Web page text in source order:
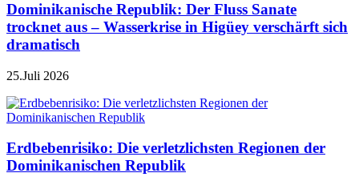
Dominikanische Republik: Der Fluss Sanate
trocknet aus – Wasserkrise in Higüey verschärft sich
dramatisch
25.Juli 2026
Erdbebenrisiko: Die verletzlichsten Regionen der
Dominikanischen Republik